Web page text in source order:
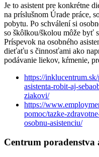
Je to asistent pre konkrétne
na príslušnom Úrade práce,
pobytu. Po schválení si
so škôlkou/školou môže byť
Príspevok na osobného
dieťaťu s činnosťami ako
podávanie liekov, kŕmenie,
https://
asistenta-robit-aj-
ziakovi/
https://
pomoc/tazke-
osobnu-asistenciu/
Centrum poradenstva